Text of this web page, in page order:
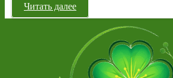
Читать далее